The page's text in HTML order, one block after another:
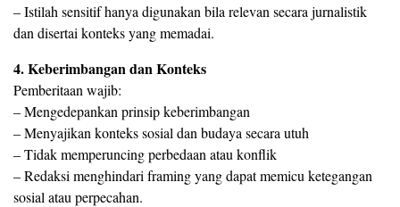
– Istilah sensitif hanya digunakan bila relevan secara jurnalistik
dan disertai konteks yang memadai.
⁠4. Keberimbangan dan Konteks
Pemberitaan wajib:
– Mengedepankan prinsip keberimbangan
– Menyajikan konteks sosial dan budaya secara utuh
– Tidak memperuncing perbedaan atau konflik
– Redaksi menghindari framing yang dapat memicu ketegangan
sosial atau perpecahan.